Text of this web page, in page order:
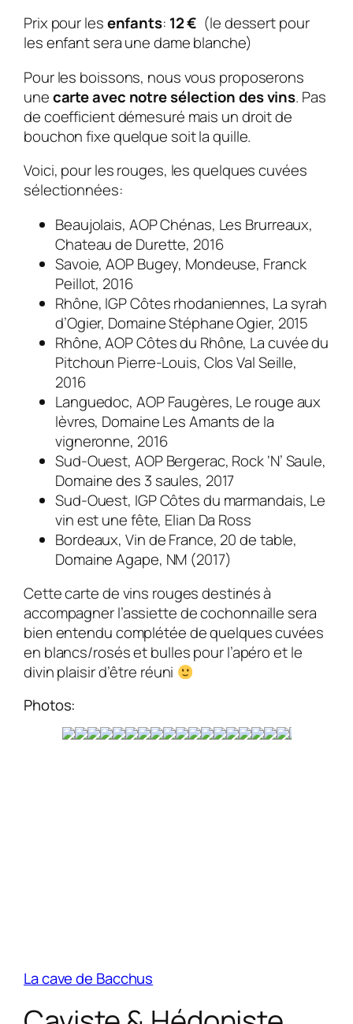
Prix pour lesenfants: 12 € (le dessert pour
les enfant sera une dame blanche)
Pour les boissons, nous vous proposerons
unecarte avec notre sélection des vins. Pas
de coefficient démesuré mais un droit de
bouchon fixe quelque soit la quille.
Voici, pour les rouges, les quelques cuvées
sélectionnées:
Beaujolais, AOP Chénas, Les Brurreaux,
Chateau de Durette, 2016
Savoie, AOP Bugey, Mondeuse, Franck
Peillot, 2016
Rhône, IGP Côtes rhodaniennes, La syrah
d’Ogier, Domaine Stéphane Ogier, 2015
Rhône, AOP Côtes du Rhône, La cuvée du
Pitchoun Pierre-Louis, Clos Val Seille,
2016
Languedoc, AOP Faugères, Le rouge aux
lèvres, Domaine Les Amants de la
vigneronne, 2016
Sud-Ouest, AOP Bergerac, Rock ‘N’ Saule,
Domaine des 3 saules, 2017
Sud-Ouest, IGP Côtes du marmandais, Le
vin est une fête, Elian Da Ross
Bordeaux, Vin de France, 20 de table,
Domaine Agape, NM (2017)
Cette carte de vins rouges destinés à
accompagner l’assiette de cochonnaille sera
bien entendu complétée de quelques cuvées
en blancs/rosés et bulles pour l’apéro et le
divin plaisir d’être réuni
Photos:
La cave de Bacchus